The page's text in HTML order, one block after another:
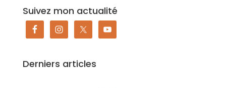
Suivez mon actualité
Derniers articles